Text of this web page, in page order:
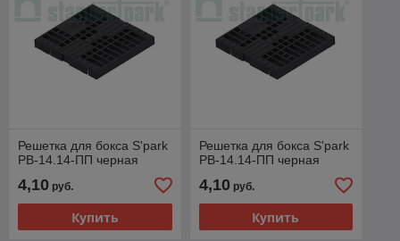
Решетка для бокса S'park
РВ-14.14-ПП черная
4,10 руб.
Купить
Решетка для бокса S'park
РВ-14.14-ПП черная
4,10руб.
Купить